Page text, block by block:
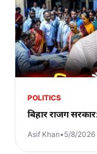
POLITICS
बिहार राजग
Asif Khan•5/8/2026